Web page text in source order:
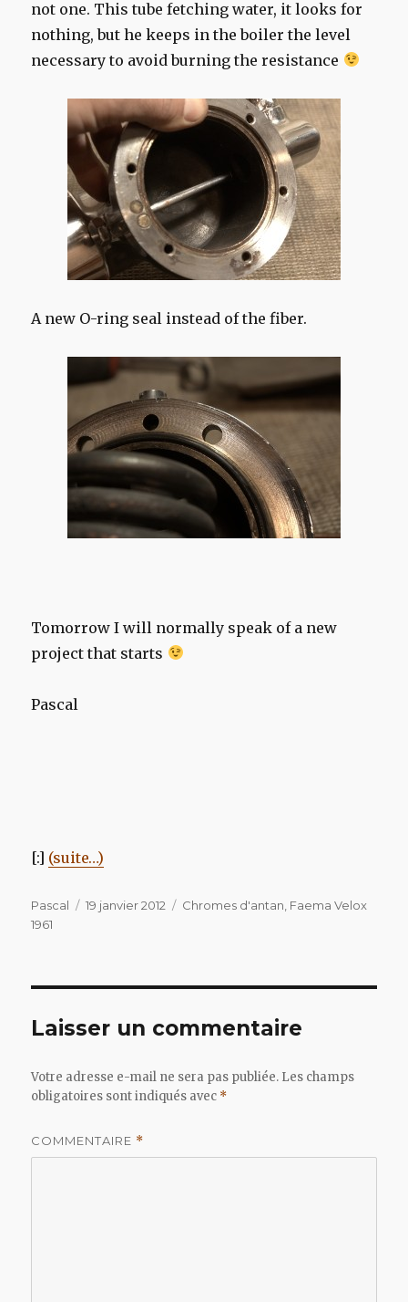
not one. This tube fetching water, it looks for
nothing, but he keeps in the boiler the level
necessary to avoid burning the resistance
A new O-ring seal instead of the fiber.
Tomorrow I will normally speak of a new
project that starts
Pascal
[:] (suite…)
Auteur
Pascal
Publié
19 janvier 2012 Catégories
Chromes d'antan Faema Velox
1961
Laisser un commentaire
Votre adresse e-mail ne sera pas publiée. Les champs
obligatoires sont indiqués avec *
COMMENTAIRE *